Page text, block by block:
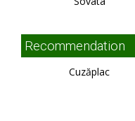
Recommendation
Cuzăplac